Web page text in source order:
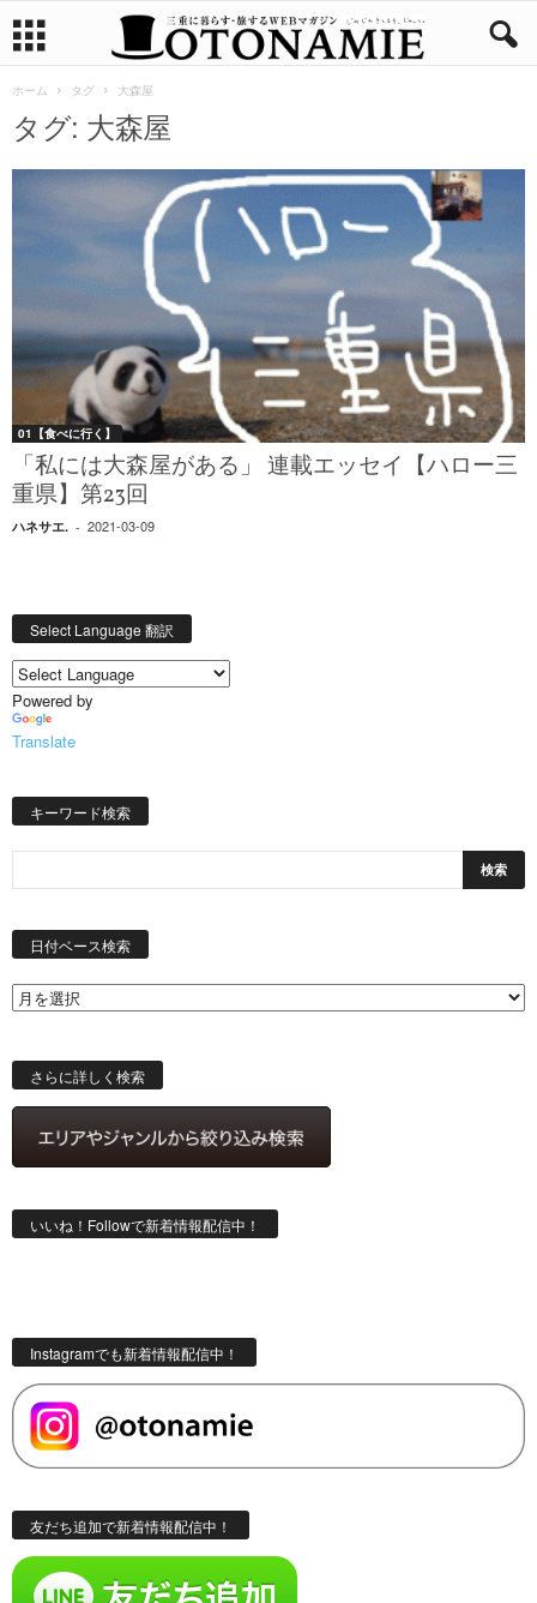
ホーム タグ 大森屋
タグ: 大森屋
01【食べに行く】
「私には大森屋がある」 連載エッセイ【ハロー三
重県】第23回
ハネサエ. - 2021-03-09
Select Language 翻訳
Powered by
Translate
キーワード検索
日付ベース検索
さらに詳しく検索
いいね！Followで新着情報配信中！
Instagramでも新着情報配信中！
友だち追加で新着情報配信中！